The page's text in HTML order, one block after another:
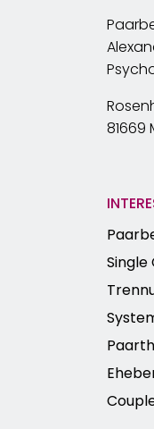
81669
Single